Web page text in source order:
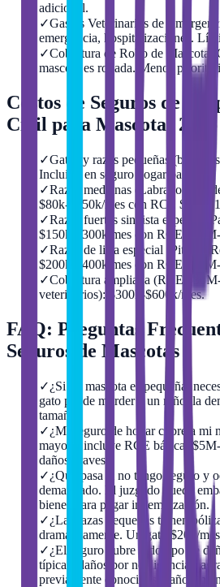
adicional.
✓Gastos Veterinarios de
emergencia, hospitalizaciones.
✓Cobertura de Robo de Mascota
mascota es robada. Menos
Costos de Seguros de
Civil para Mascotas 2026
✓Gatos y razas pequeñas (bajo
Incluido en seguro hogar basico.
✓Razas medianas (Labrador,
$80k-$150k/mes con RCE $5M-
✓Razas fuertes sin lista especial
$150k-$300k/mes con RCE
✓Razas de lista especial (Pitbull,
$200k-$400k/mes con RCE
✓Cobertura ampliada (RCE $30M-
veterinarios): $300k-$600k/mes.
FAQ: Preguntas
Seguros de Mascotas
✓¿Si mi mascota es pequeña,
gato puede morder a un niño; la
tamaño.
✓¿Mi seguro de hogar cubre a mi
mayoría incluye RCE básica
daños graves.
✓¿Qué pasa si no tengo seguro y
demandado. El juzgado puede
bienes para pagar indemnización.
✓¿Las razas pequeñas tienen
dramáticamente. Un gato $20k/
✓¿El seguro cubre todo tipo de
típicas: daños por negligencia
previamente conocidos, daños